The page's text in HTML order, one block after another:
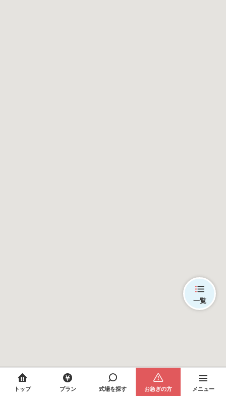
一覧
トップ プラン 式場を探す お急ぎの方 メニュー